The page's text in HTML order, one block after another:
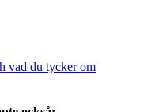
vad du tycker om